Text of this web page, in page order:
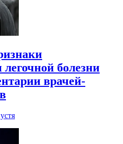
легочной болезни
врачей-